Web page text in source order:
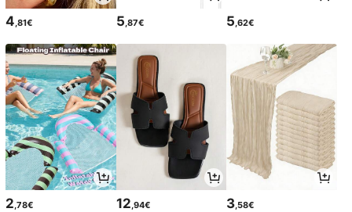
4,81€ 5,87€ 5,62€
2 ,78€ 12 ,94€ 3 ,58€